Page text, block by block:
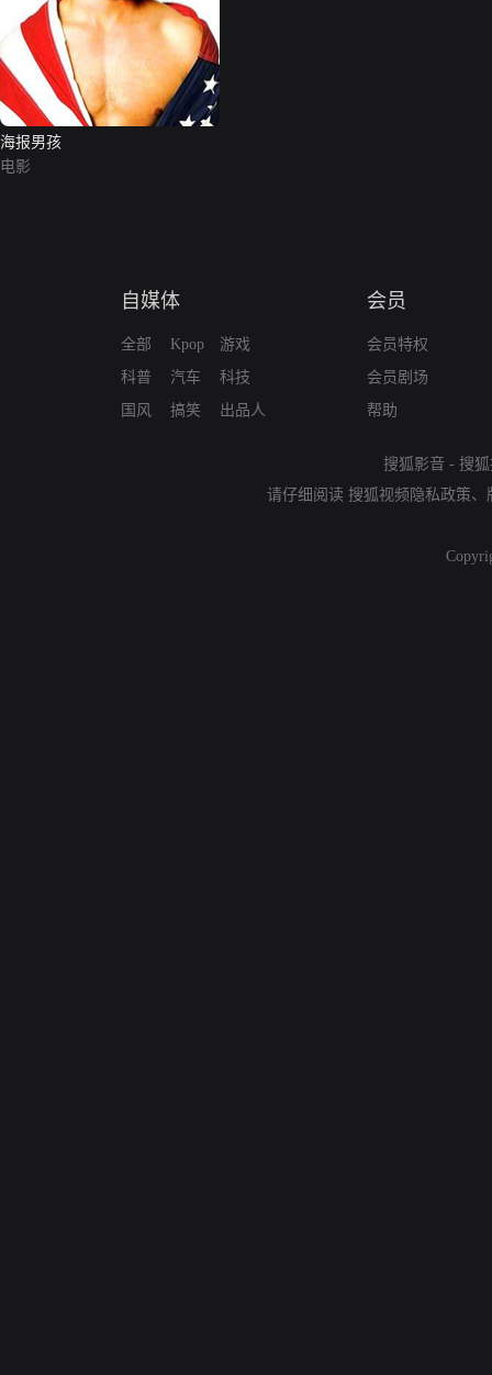
海报男孩
电影
自媒体
全部
科普
国风
Kpop
汽车
搞笑
游戏
科技
出品人
会员
会员特权
会员剧场
帮助
搜狐影音 - 搜
请仔细阅读 搜狐视频隐私政策、